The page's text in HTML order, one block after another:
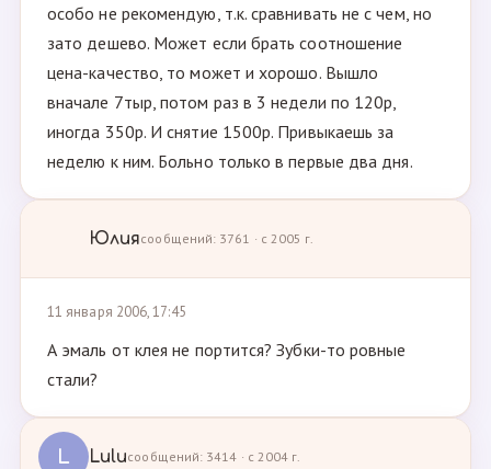
особо не рекомендую, т.к. сравнивать не с чем, но
зато дешево. Может если брать соотношение
цена-качество, то может и хорошо. Вышло
вначале 7тыр, потом раз в 3 недели по 120р,
иногда 350р. И снятие 1500р. Привыкаешь за
неделю к ним. Больно только в первые два дня.
Юлиясообщений: 3761 · с 2005 г.
11 января 2006, 17:45
А эмаль от клея не портится? Зубки-то ровные
стали?
L Luluсообщений: 3414 · с 2004 г.